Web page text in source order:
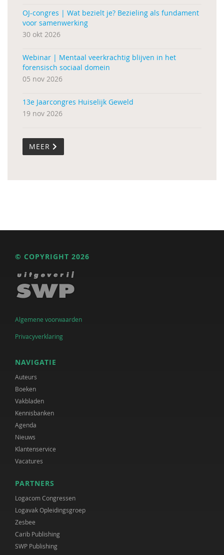
OJ-congres | Wat bezielt je? Bezieling als fundament
voor samenwerking
30 okt 2026
Webinar | Mentaal veerkrachtig blijven in het
forensisch sociaal domein
05 nov 2026
13e Jaarcongres Huiselijk Geweld
19 nov 2026
MEER
© COPYRIGHT 2026
Algemene voorwaarden
Privacyverklaring
NAVIGATIE
Auteurs
Boeken
Vakbladen
Kennisbanken
Agenda
Nieuws
Klantenservice
Vacatures
PARTNERS
Logacom Congressen
Logavak Opleidingsgroep
Zesbee
Carib Publishing
SWP Publishing